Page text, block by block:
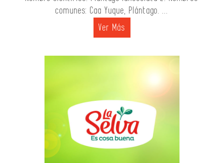
comunes: Caa Yuque, Plántago. ...
Ver Más